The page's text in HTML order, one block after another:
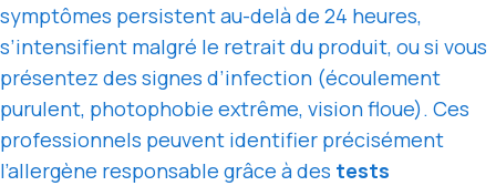
symptômes persistent au-delà de 24 heures,
s’intensifient malgré le retrait du produit, ou si vous
présentez des signes d’infection (écoulement
purulent, photophobie extrême, vision floue). Ces
professionnels peuvent identifier précisément
l’allergène responsable grâce à des tests